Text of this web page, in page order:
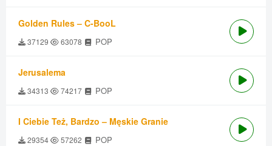
Golden Rules – C-BooL
37129 63078 POP
Jerusalema
34313 74217 POP
I Ciebie Też, Bardzo – Męskie Granie
29354 57262 POP